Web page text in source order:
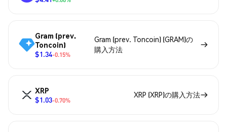
Gram (prev.
Toncoin)
$1.34-0.15%
Gram (prev. Toncoin) (GRAM)の
購入方法
XRP
$1.03-0.70%
XRP (XRP)の購入方法